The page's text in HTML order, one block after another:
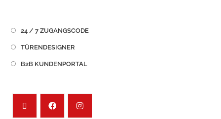
24 / 7 ZUGANGSCODE
TÜRENDESIGNER
B2B KUNDENPORTAL